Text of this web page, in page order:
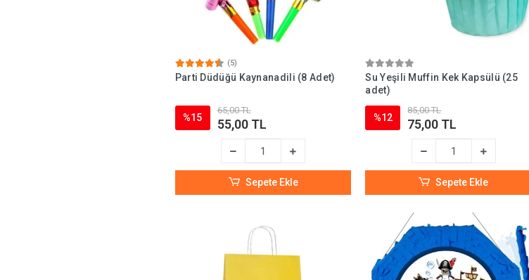
(5)
Parti Düdüğü Kaynanadili (8 Adet)
%15
65,00 TL
55,00 TL
Sepete Ekle
Su Yeşili Muffin Kek Kapsülü (25
adet)
%12
85,00 TL
75,00 TL
Sepete Ekle